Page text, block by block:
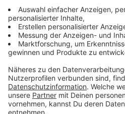
vergangenen Jahren hat sich
Einbrechern so verbessert,
erfolglos waren. Auch die
diesem Jahr enorm
Monaten konnte sogar jeder
aufgeklärt werden. Der
rund 20 Prozent.
Anzeige